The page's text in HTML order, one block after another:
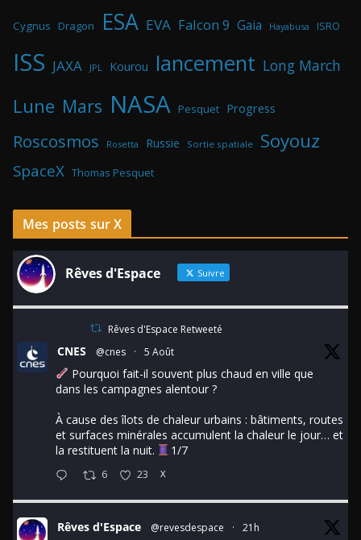
Cygnus Dragon ESA EVA Falcon 9 Gaia Hayabusa ISRO
ISS JAXA JPL Kourou lancement Long March
Lune Mars NASA Pesquet Progress
Roscosmos Rosetta Russie Sortie spatiale Soyouz
SpaceX Thomas Pesquet
Mes posts sur X
Rêves d'Espace Suivre
Rêves d'Espace Retweeté
CNES @cnes · 5 Août
Pourquoi fait-il souvent plus chaud en ville que
dans les campagnes alentour ?
À cause des îlots de chaleur urbains : bâtiments, routes
et surfaces minérales accumulent la chaleur le jour… et
la restituent la nuit.
1/7
6 23 X
Rêves d'Espace @revesdespace · 21h